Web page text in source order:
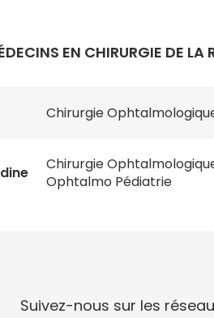
EN CHIRURGIE DE LA
Chirurgie
Chirurgie
Ophtalmo Pédiatrie
Suivez-nous sur les